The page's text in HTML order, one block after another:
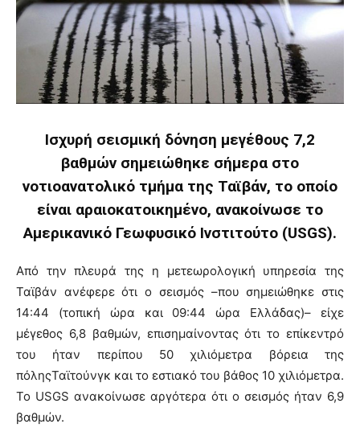
Ισχυρή σεισμική δόνηση μεγέθους 7,2
βαθμών σημειώθηκε σήμερα στο
νοτιοανατολικό τμήμα της Ταϊβάν, το οποίο
είναι αραιοκατοικημένο, ανακοίνωσε το
Αμερικανικό Γεωφυσικό Ινστιτούτο (USGS).
Από την πλευρά της η μετεωρολογική υπηρεσία της
Ταϊβάν ανέφερε ότι ο σεισμός –που σημειώθηκε στις
14:44 (τοπική ώρα και 09:44 ώρα Ελλάδας)– είχε
μέγεθος 6,8 βαθμών, επισημαίνοντας ότι το επίκεντρό
του ήταν περίπου 50 χιλιόμετρα βόρεια της
πόληςΤαϊτούνγκ και το εστιακό του βάθος 10 χιλιόμετρα.
Το USGS ανακοίνωσε αργότερα ότι ο σεισμός ήταν 6,9
βαθμών.